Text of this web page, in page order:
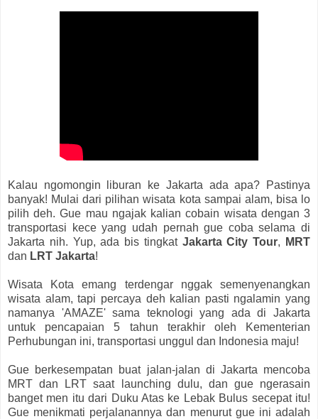
Kalau ngomongin liburan ke Jakarta ada apa? Pastinya
banyak! Mulai dari pilihan wisata kota sampai alam, bisa lo
pilih deh. Gue mau ngajak kalian cobain wisata dengan 3
transportasi kece yang udah pernah gue coba selama di
Jakarta nih. Yup, ada bis tingkat Jakarta City Tour,
MRT
dan LRT Jakarta!
Wisata Kota emang terdengar nggak semenyenangkan
wisata alam, tapi percaya deh kalian pasti ngalamin yang
namanya 'AMAZE' sama teknologi yang ada di Jakarta
untuk pencapaian 5 tahun terakhir oleh Kementerian
Perhubungan ini, transportasi unggul dan Indonesia maju!
Gue berkesempatan buat jalan-jalan di Jakarta mencoba
MRT dan LRT saat launching dulu, dan gue ngerasain
banget men itu dari Duku Atas ke Lebak Bulus secepat itu!
Gue menikmati perjalanannya dan menurut gue ini adalah